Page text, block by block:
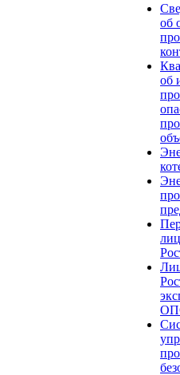
об
об